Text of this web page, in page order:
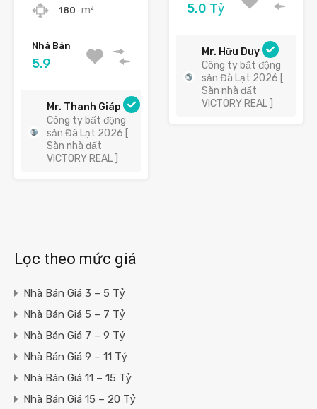
180 m²
Nhà Bán
5.9
Mr. Thanh Giáp
Công ty bất động
sản Đà Lạt 2026 [
Sàn nhà đất
VICTORY REAL ]
5.0 Tỷ
Mr. Hữu Duy
Công ty bất động
sản Đà Lạt 2026 [
Sàn nhà đất
VICTORY REAL ]
Lọc theo mức giá
Nhà Bán Giá 3 – 5 Tỷ
Nhà Bán Giá 5 – 7 Tỷ
Nhà Bán Giá 7 – 9 Tỷ
Nhà Bán Giá 9 – 11 Tỷ
Nhà Bán Giá 11 – 15 Tỷ
Nhà Bán Giá 15 – 20 Tỷ